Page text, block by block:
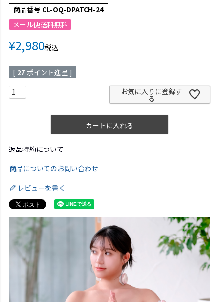
商品番号 CL-OQ-DPATCH-24
メール便送料無料
¥2,980税込
[ 27 ポイント進呈 ]
お気に入りに登録す
る
カートに入れる
返品特約について
商品についてのお問い合わせ
レビューを書く